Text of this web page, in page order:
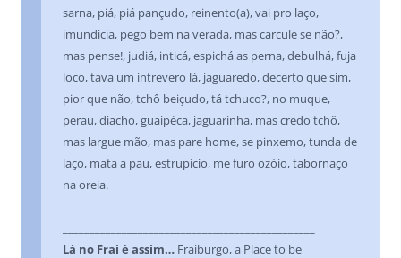
sarna, piá, piá pançudo, reinento(a), vai pro laço,
imundicia, pego bem na verada, mas carcule se não?,
mas pense!, judiá, inticá, espichá as perna, debulhá, fuja
loco, tava um intrevero lá, jaguaredo, decerto que sim,
pior que não, tchô beiçudo, tá tchuco?, no muque,
perau, diacho, guaipéca, jaguarinha, mas credo tchô,
mas largue mão, mas pare home, se pinxemo, tunda de
laço, mata a pau, estrupício, me furo ozóio, tabornaço
na oreia.
Lá no Frai é assim… Fraiburgo, a Place to be